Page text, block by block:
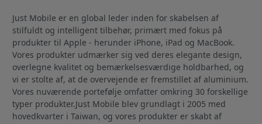
Just Mobile er en global leder inden for skabelsen af
stilfuldt og intelligent tilbehør, primært med fokus på
produkter til Apple - herunder iPhone, iPad og MacBook.
Vores produkter udmærker sig ved deres elegante design,
overlegne kvalitet og bemærkelsesværdige holdbarhed, og
vi er stolte af, at de overvejende er fremstillet af aluminium.
Vores nuværende portefølje omfatter omkring 30 forskellige
typer produkter.Just Mobile blev grundlagt i 2005 med
hovedkvarter i Taiwan, og vores produkter er skabt af